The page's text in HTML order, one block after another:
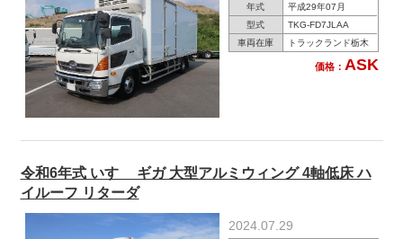
年式
平成29年07月
型式
TKG-FD7JLAA
車両在庫
トラックランド栃木
価格： ASK
令和6年式 いすゞ ギガ 大型アルミウィング 4軸低床 ハ
イルーフ リターダ
2024.07.29